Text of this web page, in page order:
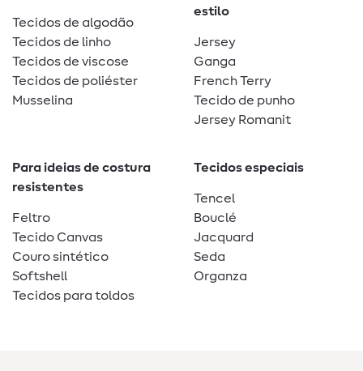
Tecidos de algodão
Tecidos de linho
Tecidos de viscose
Tecidos de poliéster
Musselina
estilo
Jersey
Ganga
French Terry
Tecido de punho
Jersey Romanit
Para ideias de costura
resistentes
Feltro
Tecido Canvas
Couro sintético
Softshell
Tecidos para toldos
Tecidos especiais
Tencel
Bouclé
Jacquard
Seda
Organza